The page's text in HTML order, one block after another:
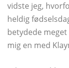
vidste jeg,
heldig
betydede
mig en med